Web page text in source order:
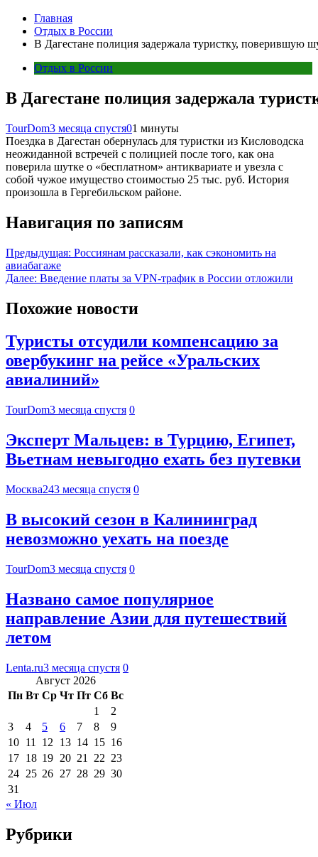
Главная
Отдых в России
В Дагестане полиция задержала туристку, поверившую
Отдых в России
В Дагестане полиция задержала
TourDom3 месяца спустя01 минуты
Поездка в Дагестан обернулась для туристки из Кисловодска
неожиданной встречей с полицией после того, как она
поверила шутке о «бесплатном» антиквариате и увезла с
собой чужое имущество стоимостью 25 тыс. руб. История
произошла в Гергебильском районе.
Навигация по записям
Предыдущая: Россиянам рассказали, как сэкономить на
авиабагаже
Далее: Введение платы за VPN-трафик в России отложили
Похожие новости
Туристы отсудили компенсацию за
овербукинг на рейсе «Уральских
авиалиний»
TourDom3 месяца спустя 0
Эксперт Мальцев: в Турцию, Египет,
Вьетнам невыгодно ехать без путевки
Москва243 месяца спустя 0
В высокий сезон в Калининград
невозможно уехать на поезде
TourDom3 месяца спустя 0
Названо самое популярное
направление Азии для путешествий
летом
Lenta.ru3 месяца спустя 0
Август 2026
Пн Вт Ср Чт Пт Сб Вс
1
2
3
4 5 6 7 8
9
10 11 12 13 14 15 16
17 18 19 20 21 22 23
24 25 26 27 28 29 30
31
« Июл
Рубрики